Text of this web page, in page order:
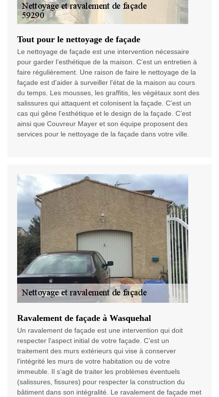
Tout pour le nettoyage de façade
Le nettoyage de façade est une intervention nécessaire
pour garder l’esthétique de la maison. C’est un entretien à
faire régulièrement. Une raison de faire le nettoyage de la
façade est d'aider à surveiller l'état de la maison au cours
du temps. Les mousses, les graffitis, les végétaux sont des
salissures qui attaquent et colonisent la façade. C’est un
cas qui gêne l’esthétique et le design de la façade. C’est
ainsi que Couvreur Mayer et son équipe proposent des
services pour le nettoyage de la façade dans votre ville.
Ravalement de façade à Wasquehal
Un ravalement de façade est une intervention qui doit
respecter l'aspect initial de votre façade. C’est un
traitement des murs extérieurs qui vise à conserver
l'intégrité les murs de votre habitation ou de votre
immeuble. Il s’agit de traiter les problèmes éventuels
(salissures, fissures) pour respecter la construction du
bâtiment dans son intégralité. Le ravalement de façade met